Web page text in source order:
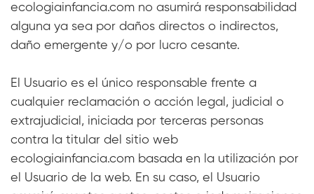
ecologiainfancia.com no asumirá responsabilidad
alguna ya sea por daños directos o indirectos,
daño emergente y/o por lucro cesante.
El Usuario es el único responsable frente a
cualquier reclamación o acción legal, judicial o
extrajudicial, iniciada por terceras personas
contra la titular del sitio web
ecologiainfancia.com basada en la utilización por
el Usuario de la web. En su caso, el Usuario